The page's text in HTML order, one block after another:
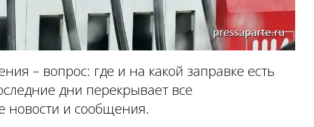
– вопрос: где и на какой заправке есть
дни перекрывает все
новости и сообщения.